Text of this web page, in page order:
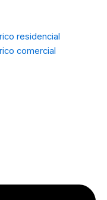
residencial
comercial